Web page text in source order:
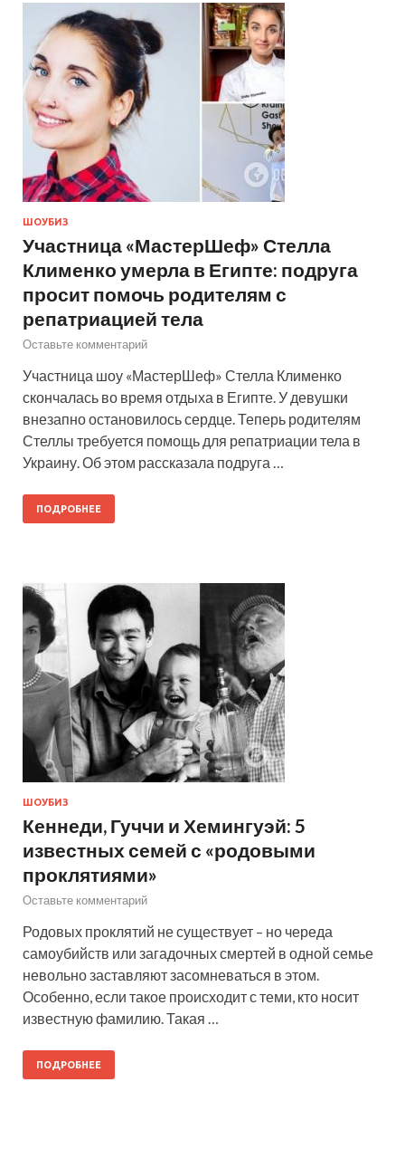
ШОУБИЗ
Участница «МастерШеф» Стелла
Клименко умерла в Египте: подруга
просит помочь родителям с
репатриацией тела
Оставьте комментарий
Участница шоу «МастерШеф» Стелла Клименко
скончалась во время отдыха в Египте. У девушки
внезапно остановилось сердце. Теперь родителям
Стеллы требуется помощь для репатриации тела в
Украину. Об этом рассказала подруга …
ПОДРОБНЕЕ
ШОУБИЗ
Кеннеди, Гуччи и Хемингуэй: 5
известных семей с «родовыми
проклятиями»
Оставьте комментарий
Родовых проклятий не существует – но череда
самоубийств или загадочных смертей в одной семье
невольно заставляют засомневаться в этом.
Особенно, если такое происходит с теми, кто носит
известную фамилию. Такая …
ПОДРОБНЕЕ